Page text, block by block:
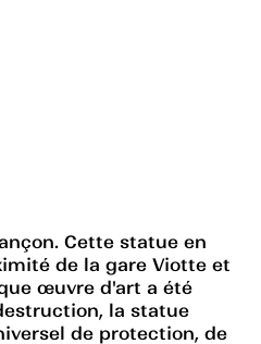
Cette statue en
de la gare Viotte et
œuvre d'art a été
la statue
de protection, de